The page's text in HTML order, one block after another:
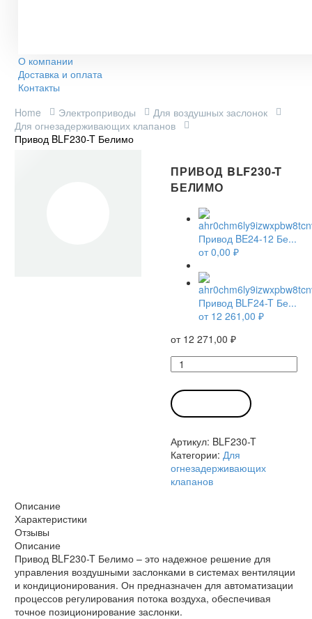
О компании
Доставка и оплата
Контакты
Home
Электроприводы
Для воздушных заслонок
Для огнезадерживающих клапанов
Привод BLF230-T Белимо
ПРИВОД BLF230-T
БЕЛИМО
Привод BE24-12 Бе...
от0,00 ₽
Привод BLF24-T Бе...
от 12 261,00 ₽
от 12 271,00 ₽
Количество
товара
Привод
BLF230-
T
Артикул: BLF230-T
Категории: Для
огнезадерживающих
клапанов
Описание
Характеристики
Отзывы
Описание
Привод BLF230-T Белимо – это надежное решение для
управления воздушными заслонками в системах вентиляции
и кондиционирования. Он предназначен для автоматизации
процессов регулирования потока воздуха, обеспечивая
точное позиционирование заслонки.